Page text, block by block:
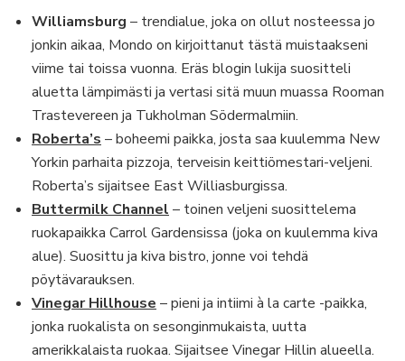
Williamsburg – trendialue, joka on ollut nosteessa jo
jonkin aikaa, Mondo on kirjoittanut tästä muistaakseni
viime tai toissa vuonna. Eräs blogin lukija suositteli
aluetta lämpimästi ja vertasi sitä muun muassa Rooman
Trastevereen ja Tukholman Södermalmiin.
Roberta’s – boheemi paikka, josta saa kuulemma New
Yorkin parhaita pizzoja, terveisin keittiömestari-veljeni.
Roberta’s sijaitsee East Williasburgissa.
Buttermilk Channel – toinen veljeni suosittelema
ruokapaikka Carrol Gardensissa (joka on kuulemma kiva
alue). Suosittu ja kiva bistro, jonne voi tehdä
pöytävarauksen.
Vinegar Hillhouse – pieni ja intiimi à la carte -paikka,
jonka ruokalista on sesonginmukaista, uutta
amerikkalaista ruokaa. Sijaitsee Vinegar Hillin alueella.